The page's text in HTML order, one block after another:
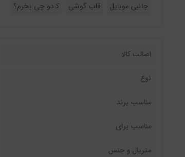
جانبی موبایل
قاب گوشی کادو چی بخرم؟
اصالت کالا
نوع
مناسب برند
مناسب برای
متریال و جنس